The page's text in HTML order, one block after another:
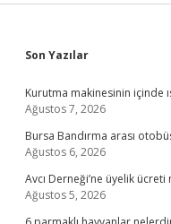
Sidebar
Son Yazılar
Kurutma makinesinin içinde
Ağustos 7, 2026
Bursa Bandırma arası
Ağustos 6, 2026
Avcı Derneği’ne üyelik ücreti
Ağustos 5, 2026